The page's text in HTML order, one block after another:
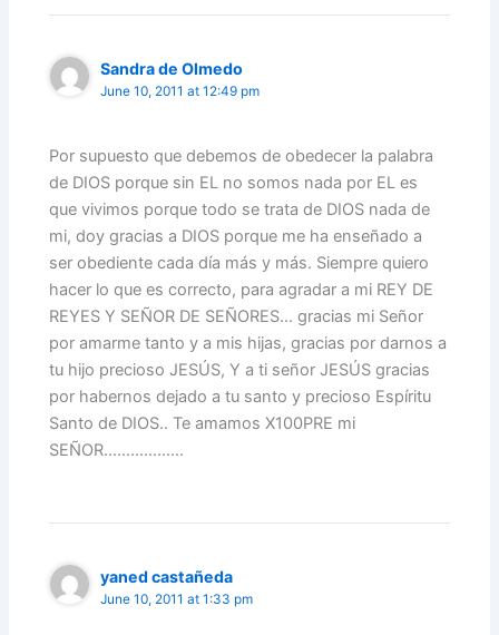
Sandra de Olmedo
June 10, 2011 at 12:49 pm
Por supuesto que debemos de obedecer la palabra
de DIOS porque sin EL no somos nada por EL es
que vivimos porque todo se trata de DIOS nada de
mi, doy gracias a DIOS porque me ha enseñado a
ser obediente cada día más y más. Siempre quiero
hacer lo que es correcto, para agradar a mi REY DE
REYES Y SEÑOR DE SEÑORES… gracias mi Señor
por amarme tanto y a mis hijas, gracias por darnos a
tu hijo precioso JESÚS, Y a ti señor JESÚS gracias
por habernos dejado a tu santo y precioso Espíritu
Santo de DIOS.. Te amamos X100PRE mi
SEÑOR………………
yaned castañeda
June 10, 2011 at 1:33 pm